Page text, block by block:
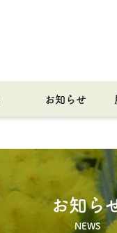
お知らせ
お知ら
NEWS